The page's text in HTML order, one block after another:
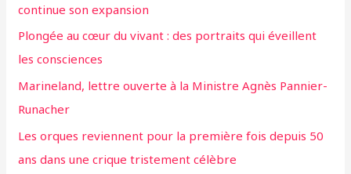
continue son expansion
Plongée au cœur du vivant : des portraits qui éveillent
les consciences
Marineland, lettre ouverte à la Ministre Agnès Pannier-
Runacher
Les orques reviennent pour la première fois depuis 50
ans dans une crique tristement célèbre